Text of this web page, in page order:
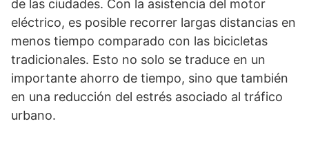
de las ciudades. Con la asistencia del motor
eléctrico, es posible recorrer largas distancias en
menos tiempo comparado con las bicicletas
tradicionales. Esto no solo se traduce en un
importante ahorro de tiempo, sino que también
en una reducción del estrés asociado al tráfico
urbano.